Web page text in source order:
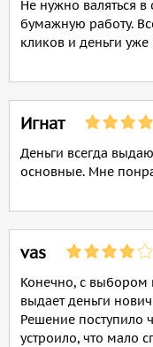
Не нужно валяться
бумажную работу.
кликов и деньги уже
Игнат
Деньги всегда
основные. Мне
vas
Конечно, с выбором
выдает деньги
Решение поступило
устроило, что мало